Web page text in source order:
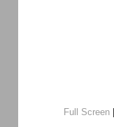
Full Screen|